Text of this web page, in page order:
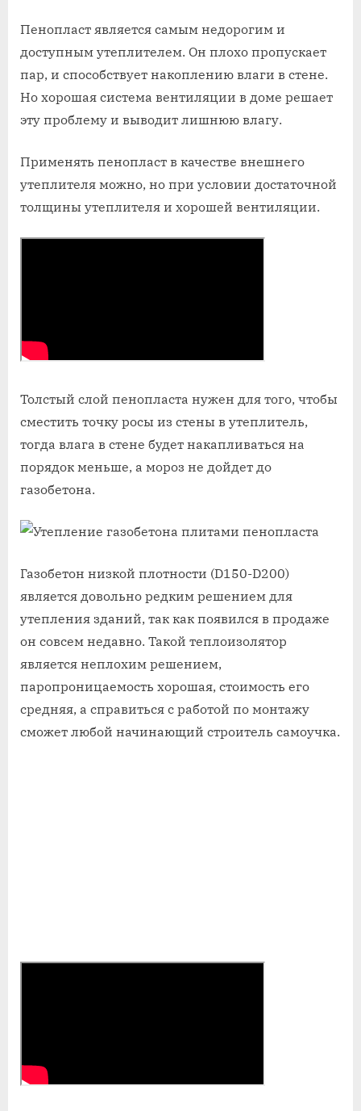
Пенопласт является самым недорогим и
доступным утеплителем. Он плохо пропускает
пар, и способствует накоплению влаги в стене.
Но хорошая система вентиляции в доме решает
эту проблему и выводит лишнюю влагу.
Применять пенопласт в качестве внешнего
утеплителя можно, но при условии достаточной
толщины утеплителя и хорошей вентиляции.
Толстый слой пенопласта нужен для того, чтобы
сместить точку росы из стены в утеплитель,
тогда влага в стене будет накапливаться на
порядок меньше, а мороз не дойдет до
газобетона.
Газобетон низкой плотности (D150-D200)
является довольно редким решением для
утепления зданий, так как появился в продаже
он совсем недавно. Такой теплоизолятор
является неплохим решением,
паропроницаемость хорошая, стоимость его
средняя, а справиться с работой по монтажу
сможет любой начинающий строитель самоучка.